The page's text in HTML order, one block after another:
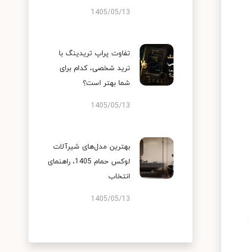
1405/05/13
تفاوت پراپ تریدینگ با
ترید شخصی، کدام برای
شما بهتر است؟
1405/05/13
بهترین مدل‌های شیرآلات
لوکس حمام 1405، راهنمای
انتخاب
1405/05/13